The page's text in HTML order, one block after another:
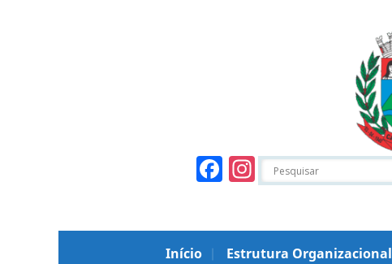
Facebook
Instagram
Início Estrutura Organizacional